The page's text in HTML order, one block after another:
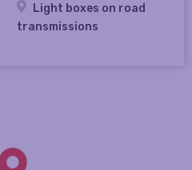
Light boxes on road
transmissions